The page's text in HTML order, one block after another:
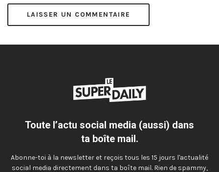
Toute l’actu social media (aussi) dans
ta boîte mail.
Abonne-toi à la newsletter et reçois tous les 15 jours l'actualité
social media directement dans ta boîte mail. Rien de spammy,